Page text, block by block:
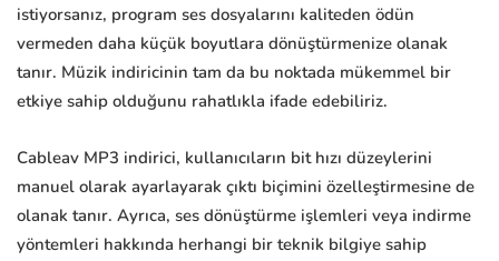
istiyorsanız, program ses dosyalarını kaliteden ödün
vermeden daha küçük boyutlara dönüştürmenize olanak
tanır. Müzik indiricinin tam da bu noktada mükemmel bir
etkiye sahip olduğunu rahatlıkla ifade edebiliriz.
Cableav MP3 indirici, kullanıcıların bit hızı düzeylerini
manuel olarak ayarlayarak çıktı biçimini özelleştirmesine de
olanak tanır. Ayrıca, ses dönüştürme işlemleri veya indirme
yöntemleri hakkında herhangi bir teknik bilgiye sahip